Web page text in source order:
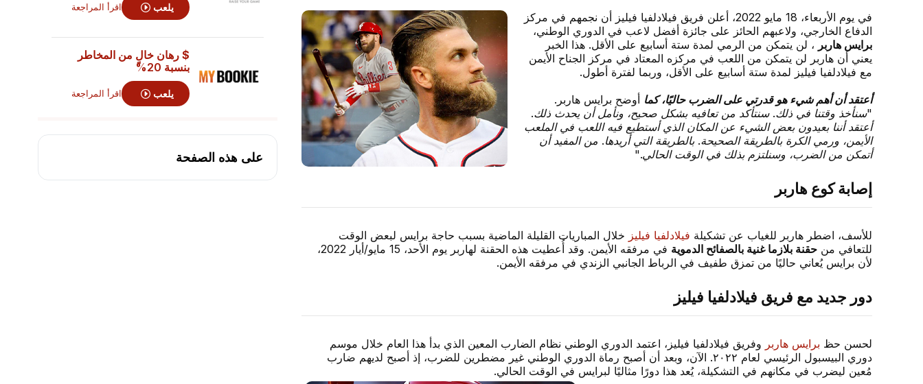
في يوم الأربعاء، 18 مايو 2022، أعلن فريق فيلادلفيا فيليز أن نجمهم في مركز
الدفاع الخارجي، ولاعبهم الحائز على جائزة أفضل لاعب في الدوري الوطني،
برايس هاربر ، لن يتمكن من الرمي لمدة ستة أسابيع على الأقل. هذا الخبر
يعني أن هاربر لن يتمكن من اللعب في مركزه المعتاد في مركز الجناح الأيمن
مع فيلادلفيا فيليز لمدة ستة أسابيع على الأقل، وربما لفترة أطول.
أعتقد أن أهم شيء هو قدرتي على الضرب حاليًا، كما أوضح برايس هاربر.
"سنأخذ وقتنا في ذلك. سنتأكد من تعافيه بشكل صحيح، ونأمل أن يحدث ذلك.
أعتقد أننا بعيدون بعض الشيء عن المكان الذي أستطيع فيه اللعب في الملعب
الأيمن، ورمي الكرة بالطريقة الصحيحة. بالطريقة التي أريدها. من المفيد أن
أتمكن من الضرب، وسنلتزم بذلك في الوقت الحالي."
إصابة كوع هاربر
للأسف، اضطر هاربر للغياب عن تشكيلة فيلادلفيا فيليز خلال المباريات القليلة الماضية بسبب حاجة برايس لبعض الوقت
للتعافي منحقنة بلازما غنية بالصفائح الدموية
في مرفقه الأيمن. وقد أُعطيت هذه الحقنة لهاربر يوم الأحد، 15 مايو/أيار 2022،
لأن برايس يُعاني حاليًا من تمزق طفيف في الرباط الجانبي الزندي في مرفقه الأيمن.
دور جديد مع فريق فيلادلفيا فيليز
لحسن حظ برايس هاربر وفريق فيلادلفيا فيليز، اعتمد الدوري الوطني نظام الضارب المعين الذي بدأ هذا العام خلال موسم
دوري البيسبول الرئيسي لعام ٢٠٢٢. الآن، وبعد أن أصبح رماة الدوري الوطني غير مضطرين للضرب، إذ أصبح لديهم ضارب
مُعين ليضرب في مكانهم في التشكيلة، يُعد هذا دورًا مثاليًا لبرايس في الوقت الحالي.
يلعب اقرأ المراجعة
$ رهان خالٍ من المخاطر
بنسبة 20%
يلعب اقرأ المراجعة
على هذه الصفحة